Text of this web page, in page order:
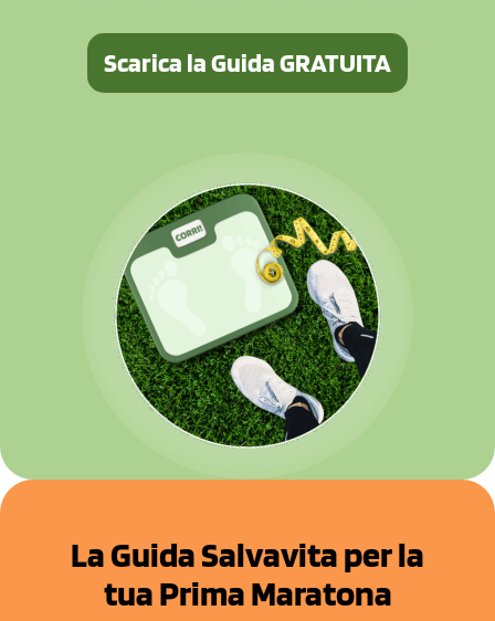
Scarica la Guida GRATUITA
La Guida Salvavita per la
tua Prima Maratona